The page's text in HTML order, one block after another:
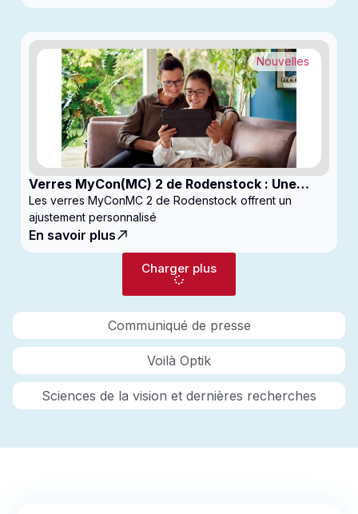
Communiqué de presse
Voilà Optik
Sciences de la vision et dernières recherches
Verres MyCon(MC) 2 de Rodenstock : Une
nouvelle génération de verres pour
enfantsconçus pour le contrôle de la myopie
Nouvelles
Les verres MyConMC 2 de Rodenstock offrent un
ajustement personnalisé
En savoir plus
Charger plus